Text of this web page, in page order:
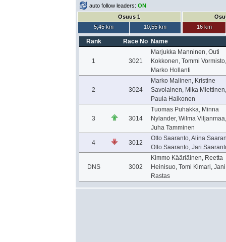
auto follow leaders: ON
Osuus 1
5,45 km
10,55 km
16 km
Rank Race No Name
1 3021
Marjukka Manninen, Outi
Kokkonen, Tommi Vormisto,
Marko Hollanti
2 3024
Marko Malinen, Kristine
Savolainen, Mika Miettinen,
Paula Haikonen
3 3014
Tuomas Puhakka, Minna
Nylander, Wilma Viljanmaa,
Juha Tamminen
4 3012
Otto Saaranto, Alina
Otto Saaranto, Jari
DNS 3002
Kimmo Kääriäinen, Reetta
Heinisuo, Tomi Kimari, Jani
Rastas